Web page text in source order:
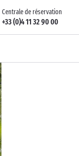
Centrale de réservation
+33 (0)4 11 32 90 00